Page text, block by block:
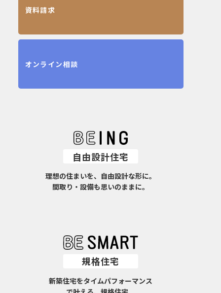
資料請求
オンライン相談
自由設計住宅
理想の住まいを、自由設計な形に。
間取り・設備も思いのままに。
規格住宅
新築住宅をタイムパフォーマンス